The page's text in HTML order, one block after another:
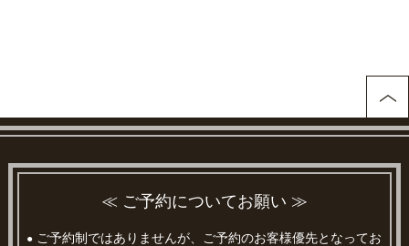
≪ ご予約についてお願い ≫
● ご予約制ではありませんが、ご予約のお客様優先となってお